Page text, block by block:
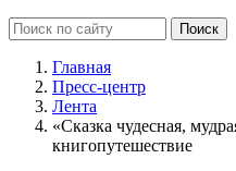
Главная
Пресс-центр
Лента
«Сказка чудесная,
книгопутешествие